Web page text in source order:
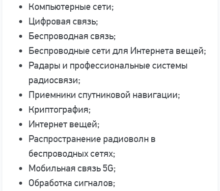
Компьютерные сети;
Цифровая связь;
Беспроводная связь;
Беспроводные сети для Интернета вещей;
Радары и профессиональные системы
радиосвязи;
Приемники спутниковой навигации;
Криптография;
Интернет вещей;
Распространение радиоволн в
беспроводных сетях;
Мобильная связь 5G;
Обработка сигналов;